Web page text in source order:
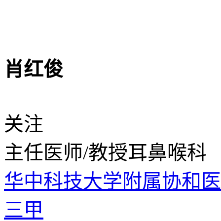
肖红俊
关注
主任医师/教授耳鼻喉科
华中科技大学附属协和
三甲